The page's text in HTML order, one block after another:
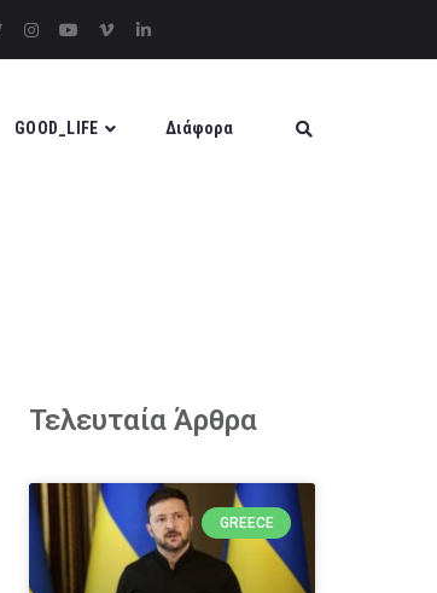
GOOD_LIFE Διάφορα
Τελευταία Άρθρα
GREECE